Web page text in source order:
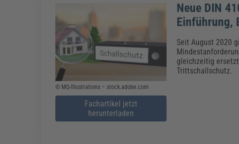
© MQ-Illustrations – stock.adobe.com
Fachartikel jetzt
herunterladen
Neue DIN
Einführung,
Seit August 2020
gleichzeitig
Trittschallschutz.